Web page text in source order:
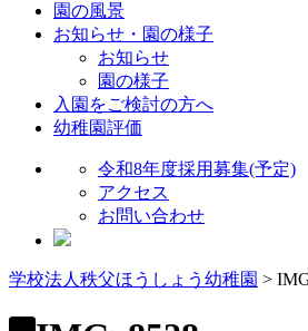
園の風景
お知らせ・園の様子
お知らせ
園の様子
入園をご検討の方へ
幼稚園評価
令和8年度採用募集(予定)
アクセス
お問い合わせ
学校法人秩父ほうしょう幼稚園 >